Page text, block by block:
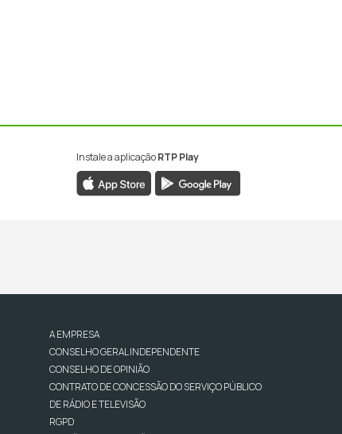
Instale a aplicaçãoRTP Play
A EMPRESA
CONSELHO GERAL INDEPENDENTE
CONSELHO DE OPINIÃO
CONTRATO DE CONCESSÃO DO SERVIÇO PÚBLICO
DE RÁDIO E TELEVISÃO
RGPD